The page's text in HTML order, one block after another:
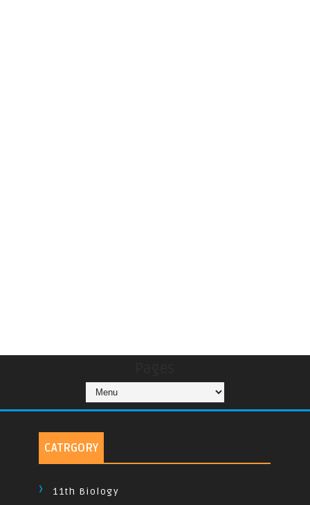
CATRGORY
11th Biology